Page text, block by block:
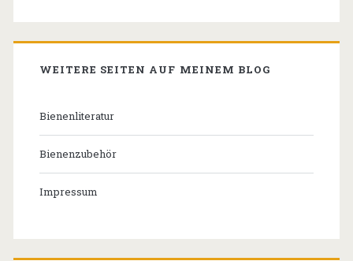
WEITERE SEITEN AUF MEINEM BLOG
Bienenliteratur
Bienenzubehör
Impressum